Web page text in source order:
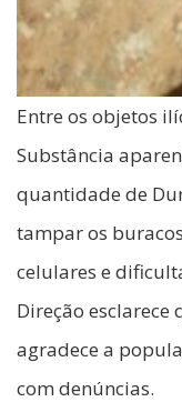
Entre os objetos
Substância
quantidade de
tampar os
celulares e
Direção esclarece
agradece a
com denúncias.